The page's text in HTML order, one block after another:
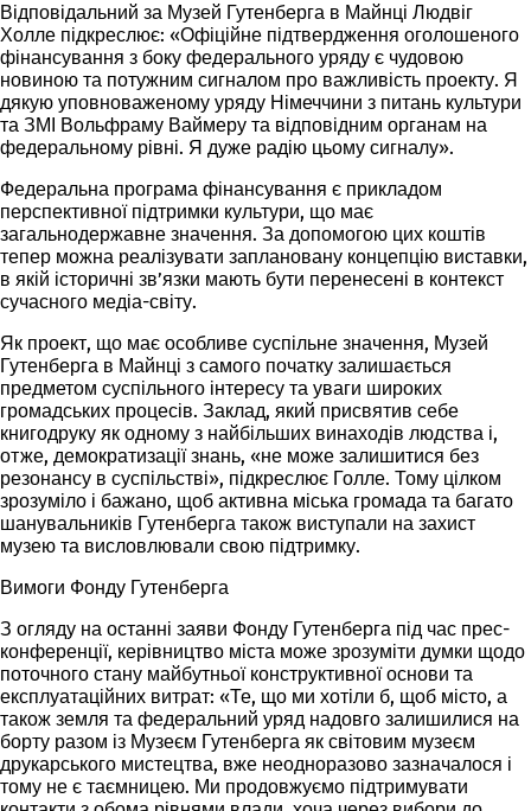
Відповідальний за Музей Гутенберга в Майнці Людвіг
Холле підкреслює: «Офіційне підтвердження оголошеного
фінансування з боку федерального уряду є чудовою
новиною та потужним сигналом про важливість проекту. Я
дякую уповноваженому уряду Німеччини з питань культури
та ЗМІ Вольфраму Ваймеру та відповідним органам на
федеральному рівні. Я дуже радію цьому сигналу».
Федеральна програма фінансування є прикладом
перспективної підтримки культури, що має
загальнодержавне значення. За допомогою цих коштів
тепер можна реалізувати заплановану концепцію виставки,
в якій історичні зв’язки мають бути перенесені в контекст
сучасного медіа-світу.
Як проект, що має особливе суспільне значення, Музей
Гутенберга в Майнці з самого початку залишається
предметом суспільного інтересу та уваги широких
громадських процесів. Заклад, який присвятив себе
книгодруку як одному з найбільших винаходів людства і,
отже, демократизації знань, «не може залишитися без
резонансу в суспільстві», підкреслює Голле. Тому цілком
зрозуміло і бажано, щоб активна міська громада та багато
шанувальників Гутенберга також виступали на захист
музею та висловлювали свою підтримку.
Вимоги Фонду Гутенберга
З огляду на останні заяви Фонду Гутенберга під час прес-
конференції, керівництво міста може зрозуміти думки щодо
поточного стану майбутньої конструктивної основи та
експлуатаційних витрат: «Те, що ми хотіли б, щоб місто, а
також земля та федеральний уряд надовго залишилися на
борту разом із Музеєм Гутенберга як світовим музеєм
друкарського мистецтва, вже неодноразово зазначалося і
тому не є таємницею. Ми продовжуємо підтримувати